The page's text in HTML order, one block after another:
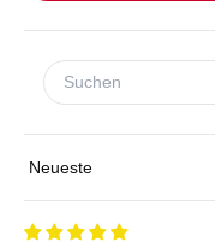
Sort by